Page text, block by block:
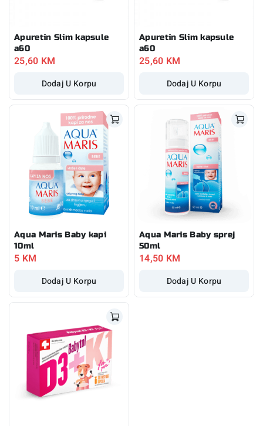
Apuretin Slim kapsule
a60
25,60 KM
Dodaj U Korpu
Apuretin Slim kapsule
a60
25,60 KM
Dodaj U Korpu
Aqua Maris Baby kapi
10ml
5 KM
Dodaj U Korpu
Aqua Maris Baby sprej
50ml
14,50 KM
Dodaj U Korpu